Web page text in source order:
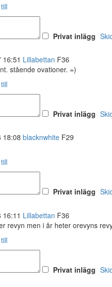
Privat inlägg
Lillabettan F36
stående ovationer. =)
Privat inlägg
18:08 blacknwhite F29
Privat inlägg
Lillabettan F36
revyn men i år heter orevyns
Privat inlägg